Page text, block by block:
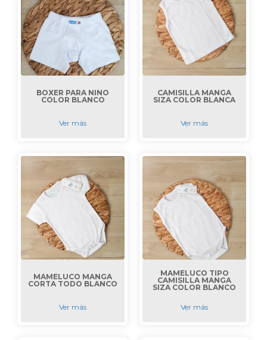
BOXER PARA NIÑO
COLOR BLANCO
Ver más
CAMISILLA MANGA
SIZA COLOR BLANCA
Ver más
MAMELUCO MANGA
CORTA TODO BLANCO
Ver más
MAMELUCO TIPO
CAMISILLA MANGA
SIZA COLOR BLANCO
Ver más